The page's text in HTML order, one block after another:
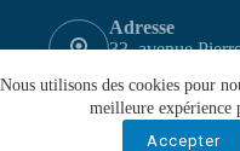
Nous utilisons des cookies pour
meilleure expérience
Accepter
Adresse
33, avenue
Email
contact@aeffa.fr